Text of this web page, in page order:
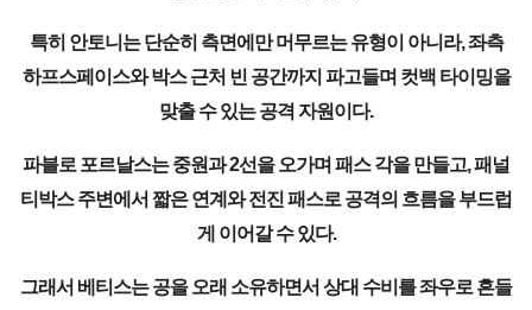
특히 안토니는 단순히 측면에만 머무르는 유형이 아니라, 좌측
하프스페이스와 박스 근처 빈 공간까지 파고들며 컷백 타이밍을
맞출 수 있는 공격 자원이다.
파블로 포르날스는 중원과 2선을 오가며 패스 각을 만들고, 패널
티박스 주변에서 짧은 연계와 전진 패스로 공격의 흐름을 부드럽
게 이어갈 수 있다.
그래서 베티스는 공을 오래 소유하면서 상대 수비를 좌우로 흔들